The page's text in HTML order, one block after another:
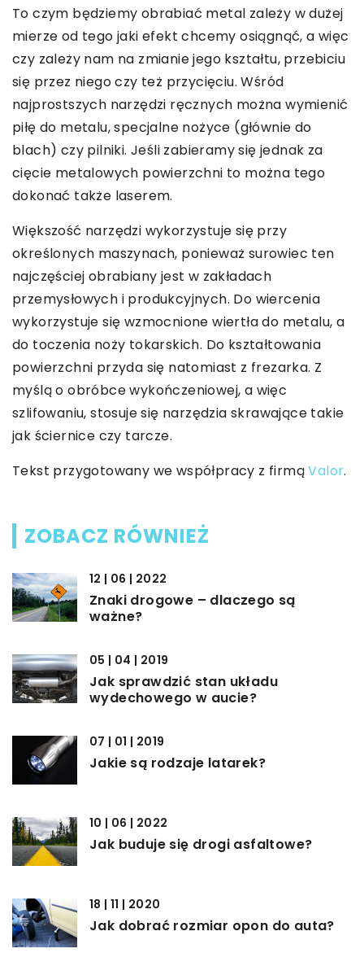
To czym będziemy obrabiać metal zależy w dużej
mierze od tego jaki efekt chcemy osiągnąć, a więc
czy zależy nam na zmianie jego kształtu, przebiciu
się przez niego czy też przycięciu. Wśród
najprostszych narzędzi ręcznych można wymienić
piłę do metalu, specjalne nożyce (głównie do
blach) czy pilniki. Jeśli zabieramy się jednak za
cięcie metalowych powierzchni to można tego
dokonać także laserem.
Większość narzędzi wykorzystuje się przy
określonych maszynach, ponieważ surowiec ten
najczęściej obrabiany jest w zakładach
przemysłowych i produkcyjnych. Do wiercenia
wykorzystuje się wzmocnione wiertła do metalu, a
do toczenia noży tokarskich. Do kształtowania
powierzchni przyda się natomiast z frezarka. Z
myślą o obróbce wykończeniowej, a więc
szlifowaniu, stosuje się narzędzia skrawające takie
jak ściernice czy tarcze.
Tekst przygotowany we współpracy z firmąValor.
ZOBACZ RÓWNIEŻ
12 | 06 | 2022
Znaki drogowe – dlaczego są
ważne?
05 | 04 | 2019
Jak sprawdzić stan układu
wydechowego w aucie?
07 | 01 | 2019
Jakie są rodzaje latarek?
10 | 06 | 2022
Jak buduje się drogi asfaltowe?
18 | 11 | 2020
Jak dobrać rozmiar opon do auta?